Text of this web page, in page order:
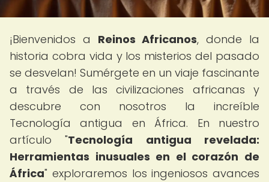
¡Bienvenidos a Reinos Africanos, donde la
historia cobra vida y los misterios del pasado
se desvelan! Sumérgete en un viaje fascinante
a través de las civilizaciones africanas y
descubre con nosotros la increíble
Tecnología antigua en África. En nuestro
artículo "Tecnología antigua revelada:
Herramientas inusuales en el corazón de
África" exploraremos los ingeniosos avances